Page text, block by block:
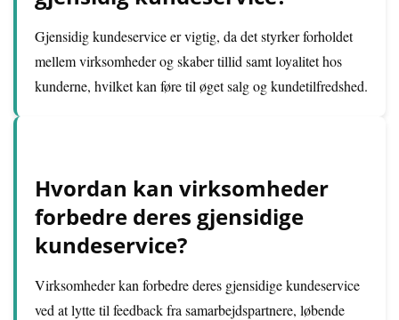
Gjensidig kundeservice er vigtig, da det styrker forholdet
mellem virksomheder og skaber tillid samt loyalitet hos
kunderne, hvilket kan føre til øget salg og kundetilfredshed.
Hvordan kan virksomheder
forbedre deres gjensidige
kundeservice?
Virksomheder kan forbedre deres gjensidige kundeservice
ved at lytte til feedback fra samarbejdspartnere, løbende